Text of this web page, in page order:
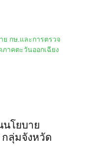
นโยบาย
ลุ่มจังหวัด